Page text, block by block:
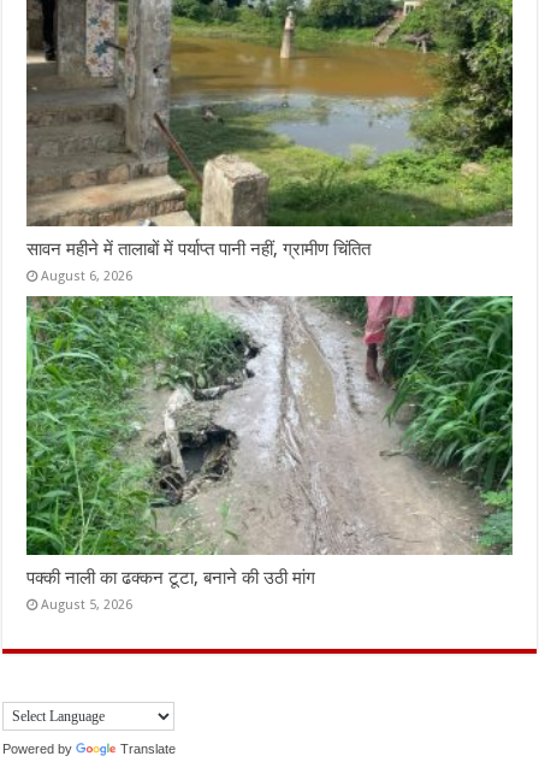
सावन महीने में तालाबों में पर्याप्त पानी नहीं, ग्रामीण चिंतित
August 6, 2026
पक्की नाली का ढक्कन टूटा, बनाने की उठी मांग
August 5, 2026
Powered by Translate